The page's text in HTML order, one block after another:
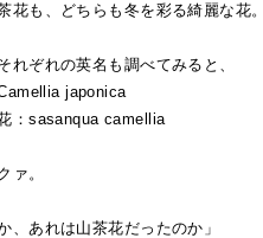
花も、どちらも冬を彩る綺麗な花。
れぞれの英名も調べてみると、
japonica
：sasanqua camellia
ァ。
、あれは山茶花だったのか」